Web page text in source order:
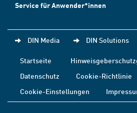
Service für Anwender*innen
DIN Media DIN Solutions
Startseite
Datenschutz
Cookie-Richtlinie
Cookie-Einstellungen